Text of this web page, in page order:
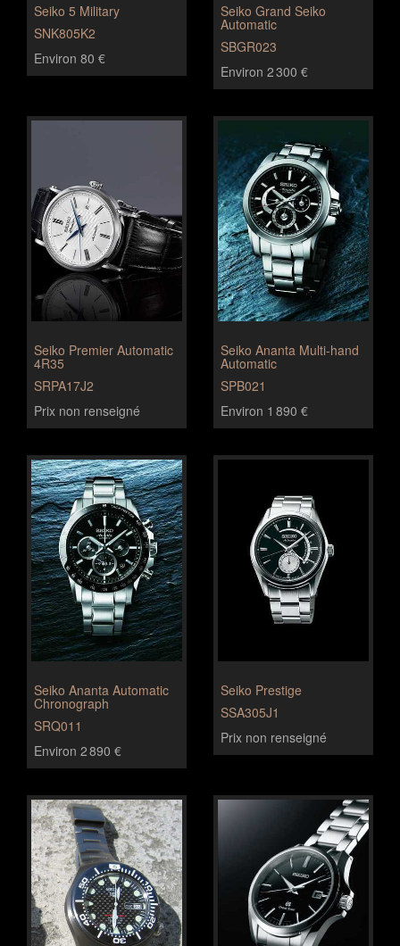
Seiko 5 Military
SNK805K2
Environ 80 €
Seiko Grand Seiko
Automatic
SBGR023
Environ 2 300 €
Seiko Premier Automatic
4R35
SRPA17J2
Prix non renseigné
Seiko Ananta Multi-hand
Automatic
SPB021
Environ 1 890 €
Seiko Ananta Automatic
Chronograph
SRQ011
Environ 2 890 €
Seiko Prestige
SSA305J1
Prix non renseigné